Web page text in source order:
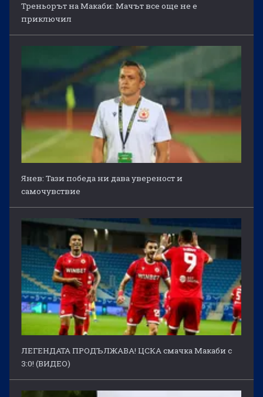
Треньорът на Макаби: Мачът все още не е
приключил
Янев: Тази победа ни дава увереност и
самочувствие
ЛЕГЕНДАТА ПРОДЪЛЖАВА! ЦСКА смачка Макаби с
3:0! (ВИДЕО)